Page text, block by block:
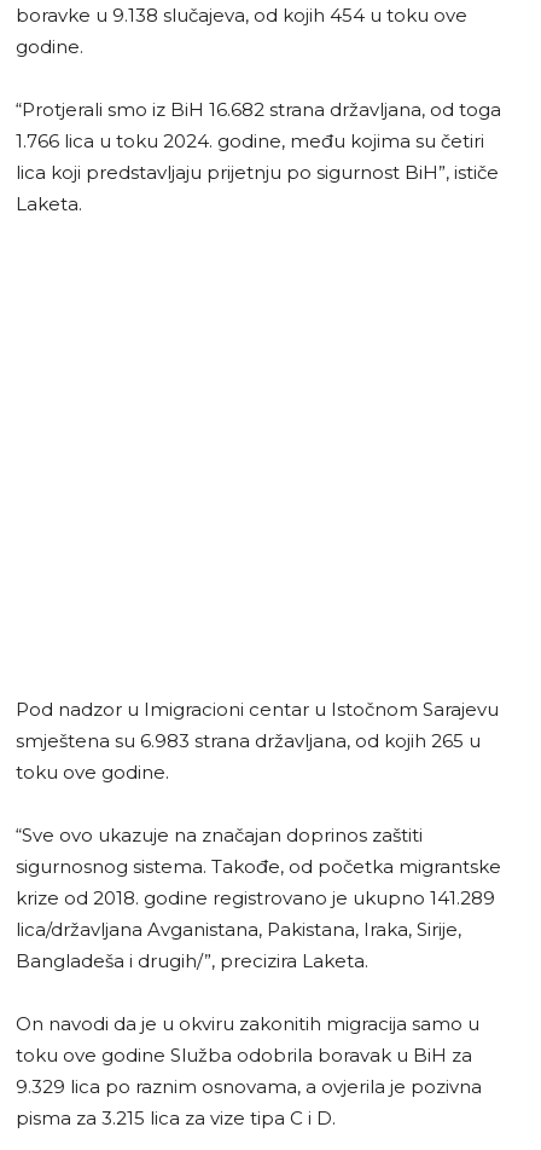
boravke u 9.138 slučajeva, od kojih 454 u toku ove
godine.
“Protjerali smo iz BiH 16.682 strana državljana, od toga
1.766 lica u toku 2024. godine, među kojima su četiri
lica koji predstavljaju prijetnju po sigurnost BiH”, ističe
Laketa.
Pod nadzor u Imigracioni centar u Istočnom Sarajevu
smještena su 6.983 strana državljana, od kojih 265 u
toku ove godine.
“Sve ovo ukazuje na značajan doprinos zaštiti
sigurnosnog sistema. Takođe, od početka migrantske
krize od 2018. godine registrovano je ukupno 141.289
lica/državljana Avganistana, Pakistana, Iraka, Sirije,
Bangladeša i drugih/”, precizira Laketa.
On navodi da je u okviru zakonitih migracija samo u
toku ove godine Služba odobrila boravak u BiH za
9.329 lica po raznim osnovama, a ovjerila je pozivna
pisma za 3.215 lica za vize tipa C i D.